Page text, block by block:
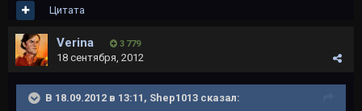
Цитата
Verina 3 779
18 сентября, 2012
В 18.09.2012 в 13:11, Shep1013 сказал: